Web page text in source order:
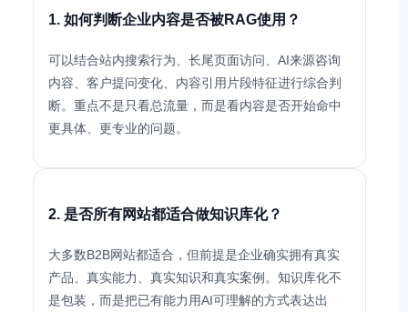
1. 如何判断企业内容是否被RAG使用？
可以结合站内搜索行为、长尾页面访问、AI来源咨询
内容、客户提问变化、内容引用片段特征进行综合判
断。重点不是只看总流量，而是看内容是否开始命中
更具体、更专业的问题。
2. 是否所有网站都适合做知识库化？
大多数B2B网站都适合，但前提是企业确实拥有真实
产品、真实能力、真实知识和真实案例。知识库化不
是包装，而是把已有能力用AI可理解的方式表达出